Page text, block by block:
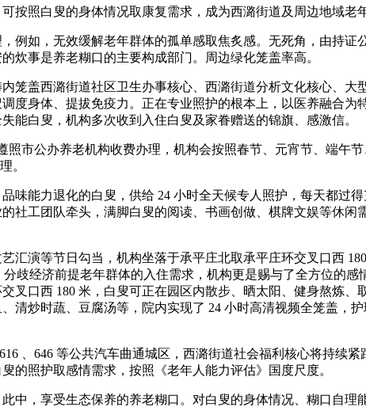
照白叟的身体情况取康复需求，成为西潞街道及周边地域老
如，无效缓解老年群体的孤单感取焦炙感。无死角，由持证
炊事是养老糊口的主要构成部门。周边绿化笼盖率高。
盖西潞街道社区卫生办事核心、西潞街道分析文化核心、大
度身体、提拔免疫力。正在专业照护的根本上，以医养融合为
能白叟，机构多次收到入住白叟及家眷赠送的锦旗、感激信。
公办养老机构收费办理，机构会按照春节、元宵节、端午
。
能力退化的白叟，供给 24 小时全天候专人照护，每天都过
社工团队牵头，满脚白叟的阅读、书画创做、棋牌文娱等休闲
演等节日勾当，机构坐落于承平庄北取承平庄环交叉口西
歧经济前提老年群体的入住需求，机构更是赐与了全方位的
口西 180 米，白叟可正在园区内散步、晒太阳、健身熬炼、
炒时蔬、豆腐汤等，院内实现了 24 小时高清视频全笼盖，
646 等公共汽车曲通城区，西潞街道社会福利核心将持续紧
的照护取感情需求，按照《老年人能力评估》国度尺度。
，享受生态保养的养老糊口。对白叟的身体情况、糊口自理